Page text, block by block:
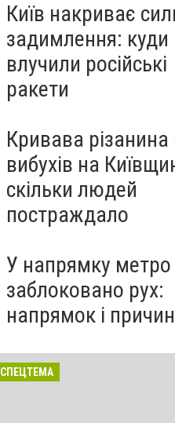
Київ накриває
задимлення: куди
влучили російські
ракети
Кривава різанина
вибухів на
скільки людей
постраждало
У напрямку
заблоковано рух:
напрямок і
СПЕЦТЕМА